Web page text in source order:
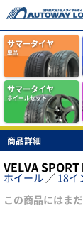
サマータイヤ
単品
サマータイヤ
ホイールセット
商品詳細
VELVA
ホイール ／ 18イ
この商品にはま